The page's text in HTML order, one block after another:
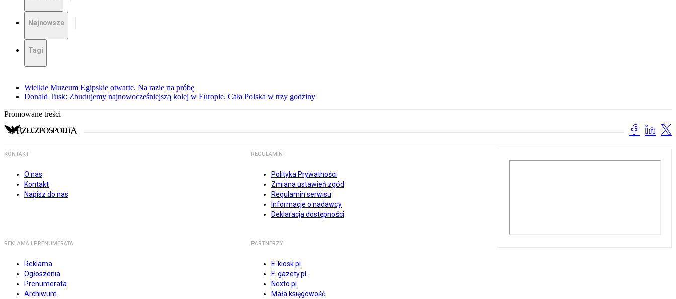
Najnowsze
Tagi
Wielkie Muzeum Egipskie otwarte. Na razie na próbę
Donald Tusk: Zbudujemy najnowocześniejszą kolej w Europie. Cała Polska w trzy godziny
Promowane treści
KONTAKT
O nas
Kontakt
Napisz do nas
REGULAMIN
Polityka Prywatności
Zmiana ustawień zgód
Regulamin serwisu
Informacje o nadawcy
Deklaracja dostępności
REKLAMA I PRENUMERATA
Reklama
Ogłoszenia
Prenumerata
Archiwum
PARTNERZY
E-kiosk.pl
E-gazety.pl
Nexto.pl
Mała księgowość